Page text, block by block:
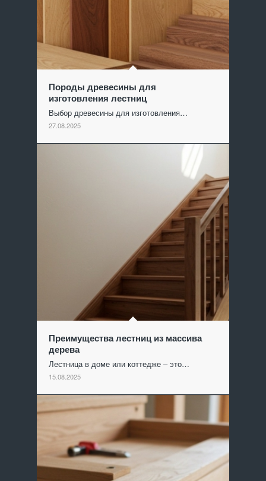
Породы древесины для
изготовления лестниц
Выбор древесины для изготовления…
27.08.2025
Преимущества лестниц из массива
дерева
Лестница в доме или коттедже – это…
15.08.2025